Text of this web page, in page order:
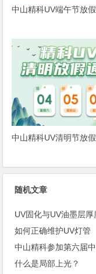
中山精科UV端午节放
中山精科UV清明节放
随机文章
UV固化与UV油墨层厚
如何正确维护UV灯管
中山精科参加第六届
什么是局部上光？